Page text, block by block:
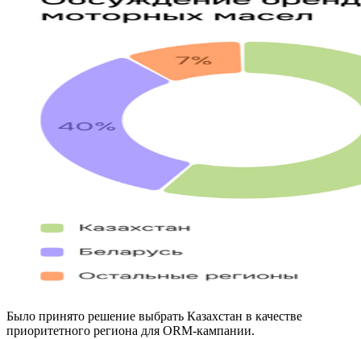
Было принято решение выбрать Казахстан в качестве
приоритетного региона для ORM-кампании.